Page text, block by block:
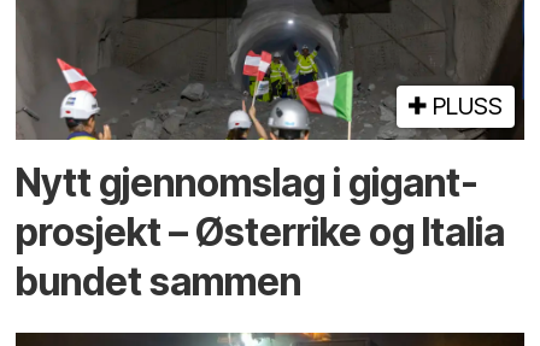
PLUSS
Nytt gjennomslag i gigant­
prosjekt – Østerrike og Italia
bundet sammen